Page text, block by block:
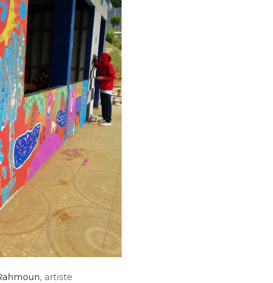
, artiste